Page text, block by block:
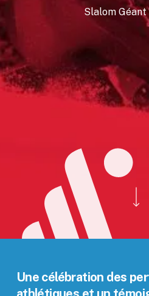
Slalom Géant
Une célébration des